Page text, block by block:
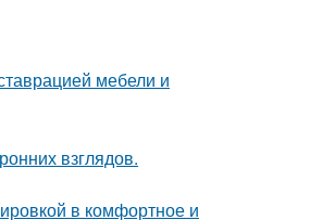
мебели и
взглядов.
в комфортное и